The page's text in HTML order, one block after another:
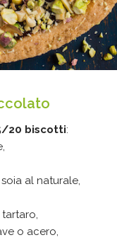
20 biscotti:
al naturale,
o acero,